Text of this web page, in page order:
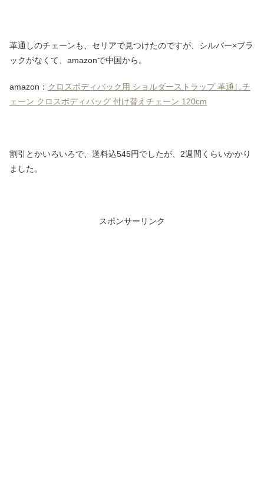
革通しのチェーンも、セリアで見つけたのですが、シルバー×ブラ
ックがなくて、amazonで中国から。
amazon： クロスボディバック用 ショルダーストラップ 革通しチ
ェーン クロスボディバッグ 付け替えチェーン 120cm
割引とかいろいろで、送料込545円でしたが、2週間くらいかかり
ました。
スポンサーリンク